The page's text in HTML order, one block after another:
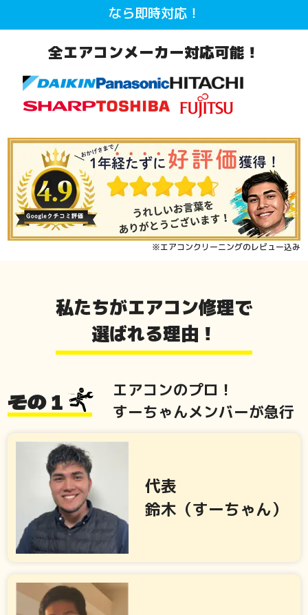
なら即時対応！
全エアコンメーカー対応可能！
※エアコンクリーニングのレビュー込み
私たちがエアコン修理で
選ばれる理由！
その１
エアコンのプロ！
すーちゃんメンバーが急行
代表
鈴木（すーちゃん）